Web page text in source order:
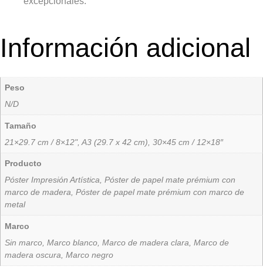
Información adicional
Peso
N/D
Tamaño
21×29.7 cm / 8×12", A3 (29.7 x 42 cm), 30×45 cm / 12×18″
Producto
Póster Impresión Artística, Póster de papel mate prémium con
marco de madera, Póster de papel mate prémium con marco de
metal
Marco
Sin marco, Marco blanco, Marco de madera clara, Marco de
madera oscura, Marco negro